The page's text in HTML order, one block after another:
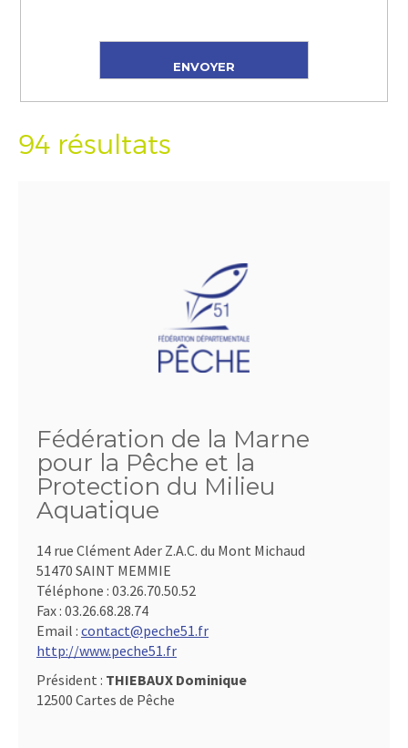
94 résultats
Fédération de la Marne
pour la Pêche et la
Protection du Milieu
Aquatique
14 rue Clément Ader Z.A.C. du Mont Michaud
51470 SAINT MEMMIE
Téléphone : 03.26.70.50.52
Fax : 03.26.68.28.74
Email : contact@peche51.fr
http://www.peche51.fr
Président : THIEBAUX Dominique
12500 Cartes de Pêche